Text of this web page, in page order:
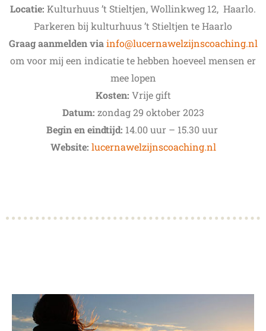
Locatie: Kulturhuus ’t Stieltjen, Wollinkweg 12, Haarlo.
Parkeren bij kulturhuus ’t Stieltjen te Haarlo
Graag aanmelden via info@lucernawelzijnscoaching.nl
om voor mij een indicatie te hebben hoeveel mensen er
mee lopen
Kosten: Vrije gift
Datum: zondag 29 oktober 2023
Begin en eindtijd: 14.00 uur – 15.30 uur
Website: lucernawelzijnscoaching.nl